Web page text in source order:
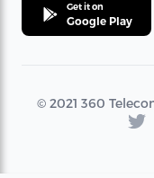
Get it on
Google Play
© 2021 360